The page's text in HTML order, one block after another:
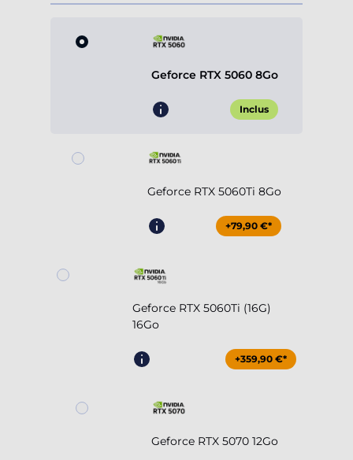
Geforce RTX 5060 8Go
Inclus
Geforce RTX 5060Ti 8Go
+79,90 €*
Geforce RTX 5060Ti (16G)
16Go
+359,90 €*
Geforce RTX 5070 12Go